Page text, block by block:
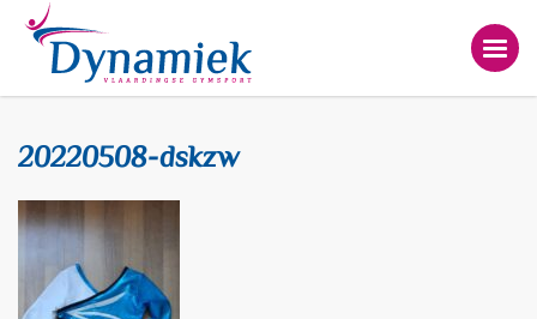
20220508-dskzw